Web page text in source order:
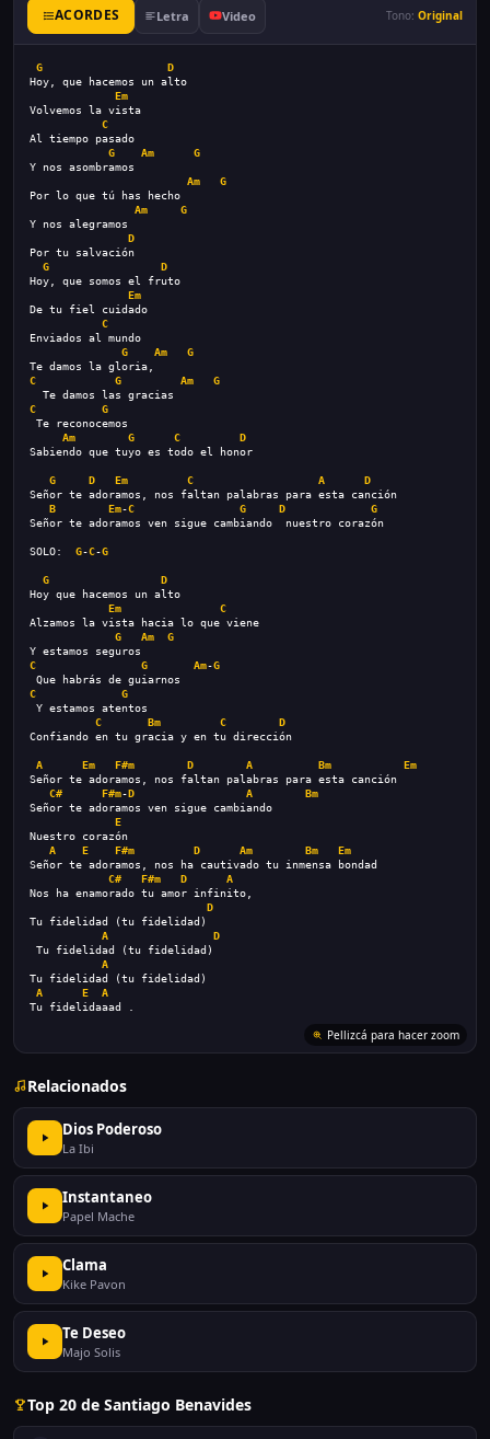
ACORDES Letra Video Tono: Original
G
D
Hoy, que hacemos un alto
Em
Volvemos la vista
C
Al tiempo pasado
G
Am
G
Y nos asombramos
Am
G
Por lo que tú has hecho
Am
G
Y nos alegramos
D
Por tu salvación
G
D
Hoy, que somos el fruto
Em
De tu fiel cuidado
C
Enviados al mundo
G
Am
G
Te damos la gloria,
C
G Am
G
Te damos las gracias
C
G
Te reconocemos
Am
G C
D
Sabiendo que tuyo es todo el honor
G D Em C A
D
Señor te adoramos, nos faltan palabras para esta canción
B
Em-C G D
G
Señor te adoramos ven sigue cambiando  nuestro corazón
SOLO: G-C-G
G
D
Hoy que hacemos un alto
Em
C
Alzamos la vista hacia lo que viene
G
Am
G
Y estamos seguros
C
G Am-G
Que habrás de guiarnos
C
G
Y estamos atentos
C
Bm C
D
Confiando en tu gracia y en tu dirección
A Em F#m D A Bm
Em
Señor te adoramos, nos faltan palabras para esta canción
C#
F#m-D A
Bm
Señor te adoramos ven sigue cambiando
E
Nuestro corazón
A
E F#m D Am Bm
Em
Señor te adoramos, nos ha cautivado tu inmensa bondad
C#
F#m D
A
Nos ha enamorado tu amor infinito,
D
Tu fidelidad (tu fidelidad)
A
D
Tu fidelidad (tu fidelidad)
A
Tu fidelidad (tu fidelidad)
A
E
A
Tu fidelidaaad .
Pellizcá para hacer zoom
Relacionados
Dios Poderoso
La Ibi
Instantaneo
Papel Mache
Clama
Kike Pavon
Te Deseo
Majo Solis
Top 20 de Santiago Benavides